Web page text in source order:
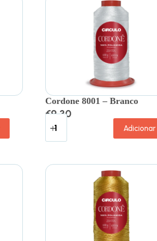
Cordone 8001 – Branco
€9.30
Adicionar